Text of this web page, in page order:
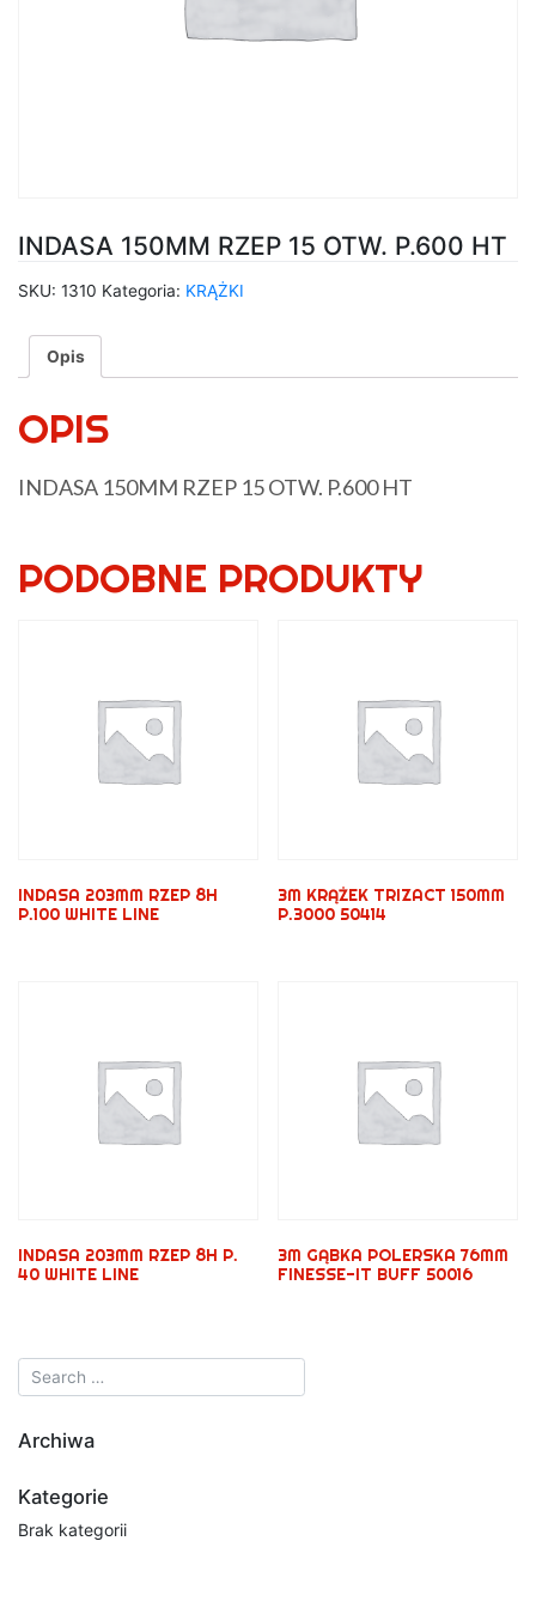
INDASA 150MM RZEP 15 OTW. P.600 HT
SKU: 1310 Kategoria: KRĄŻKI
Opis
OPIS
INDASA 150MM RZEP 15 OTW. P.600 HT
PODOBNE PRODUKTY
INDASA 203MM RZEP 8H
P.100 WHITE LINE
3M KRĄŻEK TRIZACT 150MM
P.3000 50414
INDASA 203MM RZEP 8H P.
40 WHITE LINE
3M GĄBKA POLERSKA 76MM
FINESSE-IT BUFF 50016
Archiwa
Kategorie
Brak kategorii